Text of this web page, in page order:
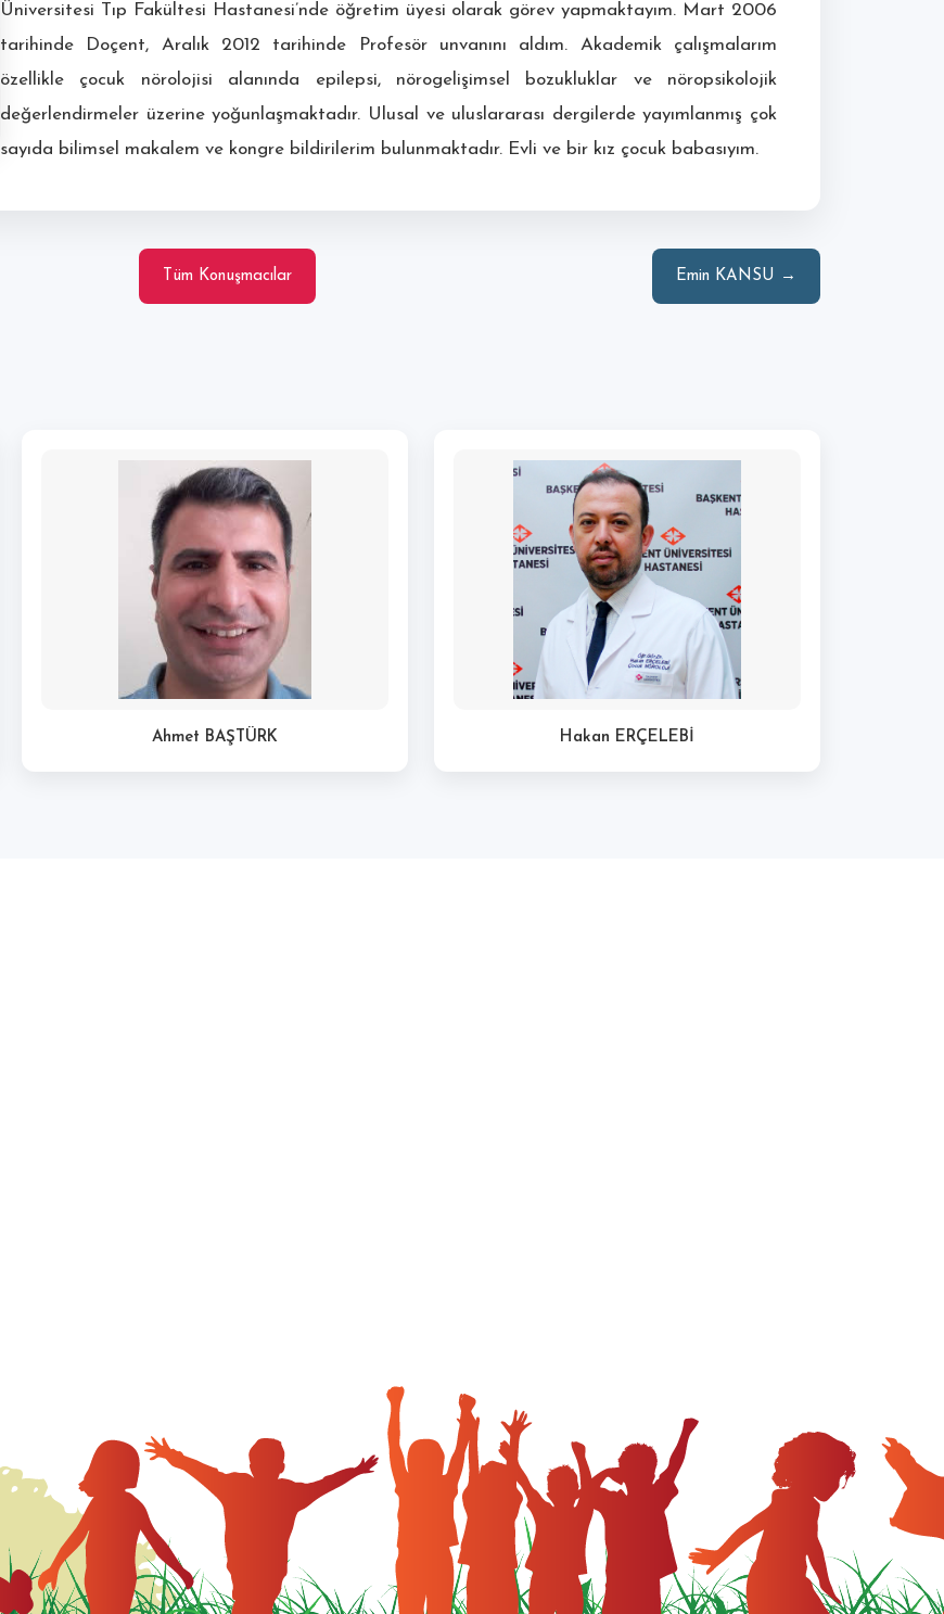
Üniversitesi Tıp Fakültesi Hastanesi’nde öğretim üyesi olarak görev yapmaktayım. Mart 2006
tarihinde Doçent, Aralık 2012 tarihinde Profesör unvanını aldım. Akademik çalışmalarım
özellikle çocuk nörolojisi alanında epilepsi, nörogelişimsel bozukluklar ve nöropsikolojik
değerlendirmeler üzerine yoğunlaşmaktadır. Ulusal ve uluslararası dergilerde yayımlanmış çok
sayıda bilimsel makalem ve kongre bildirilerim bulunmaktadır. Evli ve bir kız çocuk babasıyım.
Tüm Konuşmacılar Emin KANSU →
Ahmet BAŞTÜRK Hakan ERÇELEBİ